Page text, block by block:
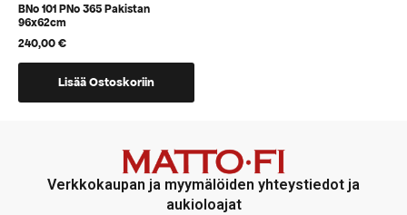
BNo 101 PNo 365 Pakistan
96x62cm
240,00€
Lisää Ostoskoriin
Verkkokaupan ja myymälöiden yhteystiedot ja
aukioloajat